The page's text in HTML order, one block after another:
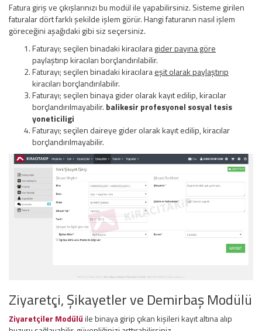
Fatura giriş ve çıkışlarınızı bu modül ile yapabilirsiniz. Sisteme girilen
faturalar dört farklı şekilde işlem görür. Hangi faturanın nasıl işlem
göreceğini aşağıdaki gibi siz seçersiniz.
Faturayı; seçilen binadaki kiracılaragider payına göre
paylaştırıp kiracıları borçlandırılabilir.
Faturayı; seçilen binadaki kiracılaraeşit olarak paylaştırıp
kiracıları borçlandırılabilir.
Faturayı; seçilen binaya gider olarak kayıt edilip, kiracılar
borçlandırılmayabilir. balikesir profesyonel sosyal tesis
yoneticiligi
Faturayı; seçilen daireye gider olarak kayıt edilip, kiracılar
borçlandırılmayabilir.
Ziyaretçi, Şikayetler ve Demirbaş Modülü
Ziyaretçiler Modülüile binaya girip çıkan kişileri kayıt altına alıp